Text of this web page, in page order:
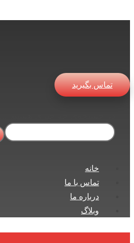
تماس بگیرید
خانه
تماس با ما
درباره ما
وبلاگ